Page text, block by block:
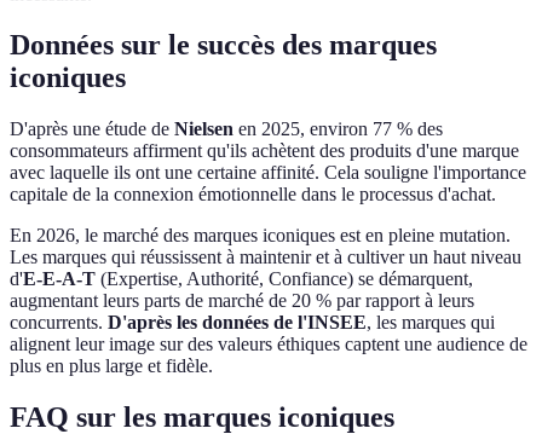
Données sur le succès des marques
iconiques
D'après une étude de Nielsen en 2025, environ 77 % des
consommateurs affirment qu'ils achètent des produits d'une marque
avec laquelle ils ont une certaine affinité. Cela souligne l'importance
capitale de la connexion émotionnelle dans le processus d'achat.
En 2026, le marché des marques iconiques est en pleine mutation.
Les marques qui réussissent à maintenir et à cultiver un haut niveau
d'E-E-A-T (Expertise, Authorité, Confiance) se démarquent,
augmentant leurs parts de marché de 20 % par rapport à leurs
concurrents. D'après les données de l'INSEE, les marques qui
alignent leur image sur des valeurs éthiques captent une audience de
plus en plus large et fidèle.
FAQ sur les marques iconiques